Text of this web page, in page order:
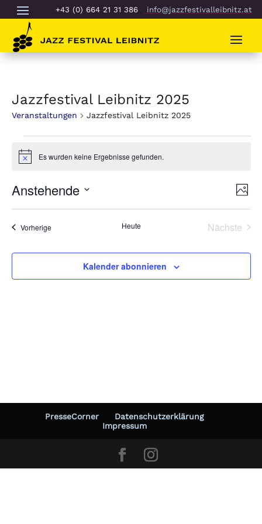
+43 (0) 664 21 31 386 info@jazzfestivalleibnitz.at
Jazzfestival Leibnitz 2025
Veranstaltungen Jazzfestival Leibnitz 2025
HinweisEs wurden keine Ergebnisse gefunden.
Foto
Anstehende
auswählen.
of
Photo
VorherigeVeranstaltungen Heute
Nächste
Kalender abonnieren
PresseCorner
Datenschutzerklärung
Impressum